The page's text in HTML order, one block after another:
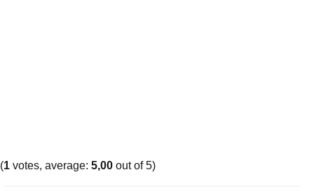
(1 votes, average: 5,00 out of 5)